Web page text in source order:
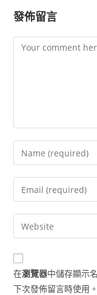
發佈留言
Comment
Enter
your
name
comment
Enter
your
email
address
comment
Enter
your
website
URL
(optional)
在瀏覽器中儲存顯示
下次發佈留言時使用。